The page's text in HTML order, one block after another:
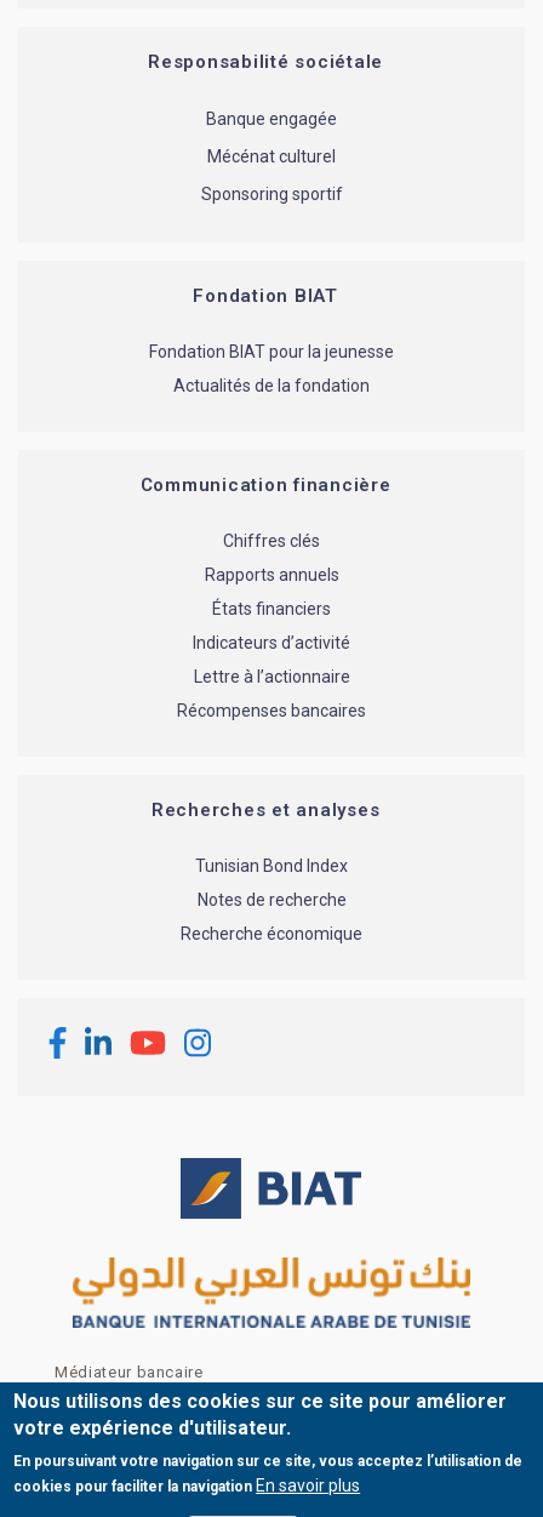
Responsabilité sociétale
Banque engagée
Mécénat culturel
Sponsoring sportif
Fondation BIAT
Fondation BIAT pour la jeunesse
Actualités de la fondation
Communication financière
Chiffres clés
Rapports annuels
États financiers
Indicateurs d’activité
Lettre à l’actionnaire
Récompenses bancaires
Recherches et analyses
Tunisian Bond Index
Notes de recherche
Recherche économique
Footer menu
© Copyright BIAT 2024
Nous contacter
Mentions légales
Médiateur bancaire
Nous utilisons des cookies sur ce site pour améliorer
votre expérience d'utilisateur.
En poursuivant votre navigation sur ce site, vous acceptez l’utilisation de
cookies pour faciliter la navigation En savoir plus